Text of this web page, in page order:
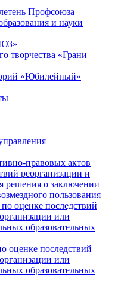
Профсоюза
и науки
творчества «Грани
«Юбилейный»
правовых актов
реорганизации и
решения о заключении
пользования
оценке последствий
или
образовательных
оценке последствий
или
образовательных